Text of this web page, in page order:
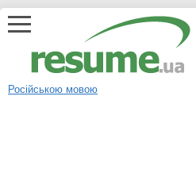
Російською мовою